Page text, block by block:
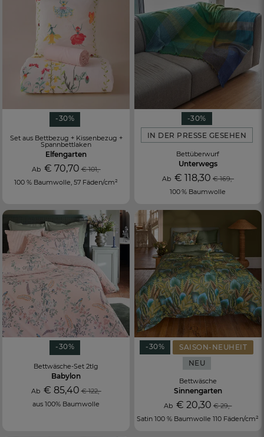
-30%
Set aus Bettbezug + Kissenbezug +
Spannbettlaken
Elfengarten
Ab € 70,70 € 101,-
100 % Baumwolle, 57 Fäden/cm²
-30%
IN DER PRESSE GESEHEN
Bettüberwurf
Unterwegs
Ab € 118,30 € 169,-
100 % Baumwolle
-30%
Bettwäsche-Set 2tlg
Babylon
Ab € 85,40 € 122,-
aus 100% Baumwolle
-30%
SAISON-NEUHEIT
NEU
Bettwäsche
Sinnengarten
Ab€ 20,30 € 29,-
Satin 100 % Baumwolle 110 Fäden/cm²